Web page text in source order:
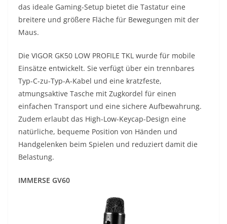
das ideale Gaming-Setup bietet die Tastatur eine
breitere und größere Fläche für Bewegungen mit der
Maus.
Die VIGOR GK50 LOW PROFILE TKL wurde für mobile
Einsätze entwickelt. Sie verfügt über ein trennbares
Typ-C-zu-Typ-A-Kabel und eine kratzfeste,
atmungsaktive Tasche mit Zugkordel für einen
einfachen Transport und eine sichere Aufbewahrung.
Zudem erlaubt das High-Low-Keycap-Design eine
natürliche, bequeme Position von Händen und
Handgelenken beim Spielen und reduziert damit die
Belastung.
IMMERSE GV60